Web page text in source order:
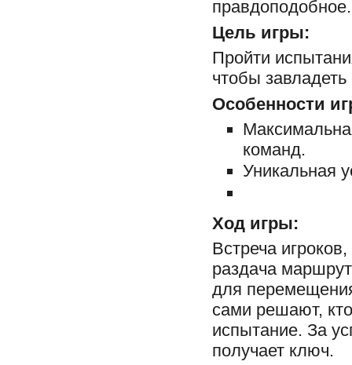
правдоподобное.
Цель игры:
Пройти
чтобы
Особенности
команд.
Уникальная
Ход игры:
Встреча
раздача
для
сами решают,
испытание. За
получает ключ.